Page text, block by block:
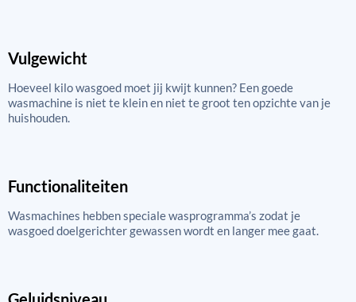
Vulgewicht
Hoeveel kilo wasgoed moet jij kwijt kunnen? Een goede
wasmachine is niet te klein en niet te groot ten opzichte van je
huishouden.
Functionaliteiten
Wasmachines hebben speciale wasprogramma’s zodat je
wasgoed doelgerichter gewassen wordt en langer mee gaat.